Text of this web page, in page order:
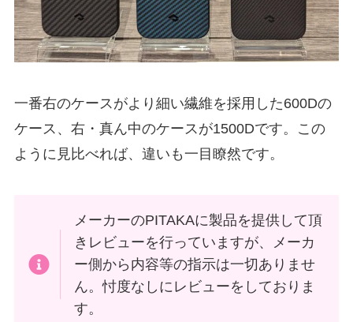
一番右のケースがより細い繊維を採用した600Dの
ケース、右・真ん中のケースが1500Dです。この
ように見比べれば、違いも一目瞭然です。
メーカーのPITAKAに製品を提供して頂
きレビューを行っていますが、メーカ
ー側から内容等の指示は一切ありませ
ん。忖度なしにレビューをしておりま
す。